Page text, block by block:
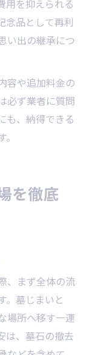
用を抑えられる
念品として再利
い出の継承につ
容や追加料金の
必ず業者に質問
も、納得できる
を徹底
、まず全体の流
。墓じまいと
場所へ移す一連
は、墓石の撤去